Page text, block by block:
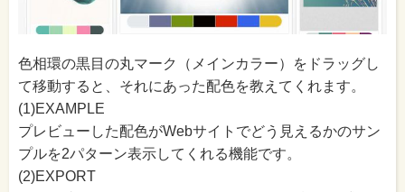
色相環の黒目の丸マーク（メインカラー）をドラッグし
て移動すると、それにあった配色を教えてくれます。
(1)EXAMPLE
プレビューした配色がWebサイトでどう見えるかのサン
プルを2パターン表示してくれる機能です。
(2)EXPORT